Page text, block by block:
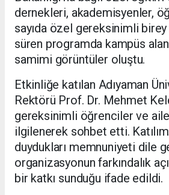
dernekleri, akademisyenler,
sayıda özel gereksinimli birey
süren programda kampüs
samimi görüntüler oluştu.
Etkinliğe katılan Adıyaman
Rektörü Prof. Dr. Mehmet
gereksinimli öğrenciler ve
ilgilenerek sohbet etti.
duydukları memnuniyeti dile
organizasyonun farkındalık
bir katkı sunduğu ifade edildi.